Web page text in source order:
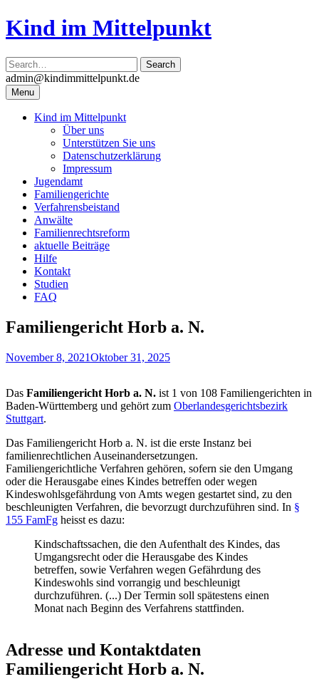
Skip
to
Kind im Mittelpunkt
admin@kindimmittelpunkt.de
Menu
Kind im Mittelpunkt
Über uns
Unterstützen Sie uns
Datenschutzerklärung
Impressum
Jugendamt
Familiengerichte
Verfahrensbeistand
Anwälte
Familienrechtsreform
aktuelle Beiträge
Hilfe
Kontakt
Studien
FAQ
Familiengericht Horb a. N.
November 8, 2021Oktober 31, 2025
Das Familiengericht Horb a. N. ist 1 von 108 Familiengerichten in
Baden-Württemberg und gehört zum Oberlandesgerichtsbezirk
Stuttgart.
Das Familiengericht Horb a. N. ist die erste Instanz bei
familienrechtlichen Auseinandersetzungen.
Familiengerichtliche Verfahren gehören, sofern sie den Umgang
oder die Herausgabe eines Kindes betreffen oder wegen
Kindeswohlsgefährdung von Amts wegen gestartet sind, zu den
beschleunigten Verfahren, die bevorzugt durchzuführen sind. In §
155 FamFg heisst es dazu:
Kindschaftssachen, die den Aufenthalt des Kindes, das
Umgangsrecht oder die Herausgabe des Kindes
betreffen, sowie Verfahren wegen Gefährdung des
Kindeswohls sind vorrangig und beschleunigt
durchzuführen. (...) Der Termin soll spätestens einen
Monat nach Beginn des Verfahrens stattfinden.
Adresse und Kontaktdaten
Familiengericht Horb a. N.